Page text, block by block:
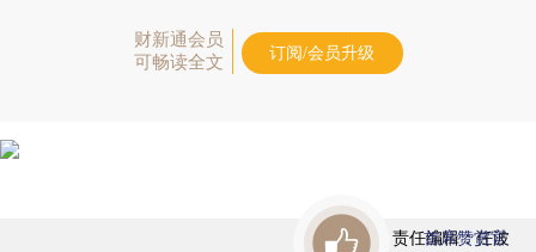
财新通会员
可畅读全文
订阅/会员升级
责任编辑：任波
首席赞赏官